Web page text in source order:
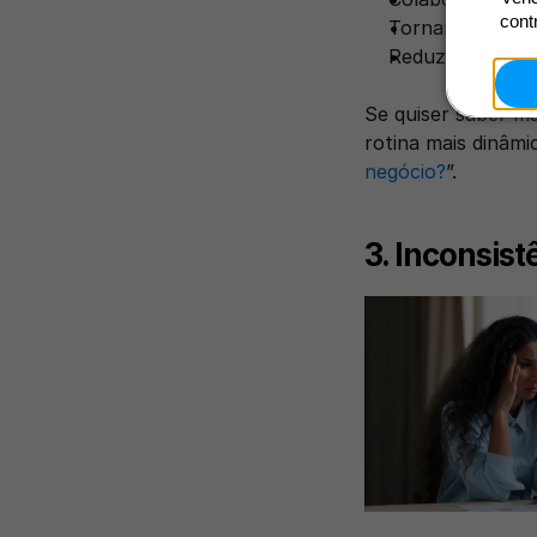
Tornar o
Reduzir erros
Se quiser saber
rotina mais
negócio?”.
3.